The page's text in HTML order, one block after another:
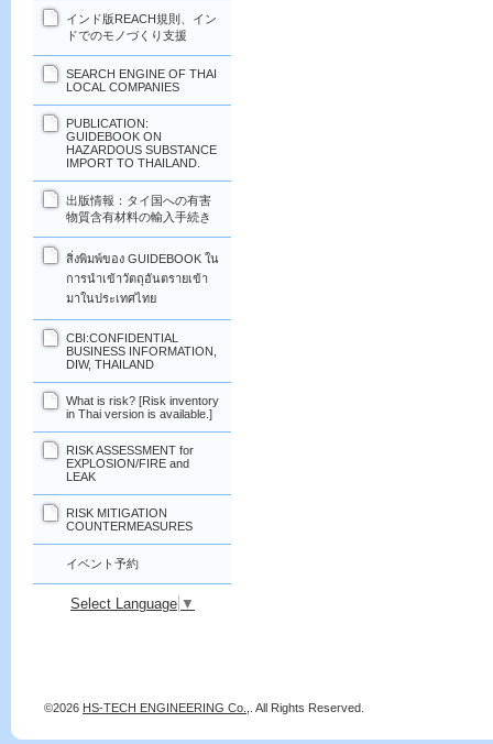
インド版REACH規則、イン
ドでのモノづくり支援
SEARCH ENGINE OF THAI
LOCAL COMPANIES
PUBLICATION:
GUIDEBOOK ON
HAZARDOUS SUBSTANCE
IMPORT TO THAILAND.
出版情報：タイ国への有害
物質含有材料の輸入手続き
สิ่งพิมพ์ของ GUIDEBOOK ใน
การนำเข้าวัตถุอันตรายเข้า
มาในประเทศไทย
CBI:CONFIDENTIAL
BUSINESS INFORMATION,
DIW, THAILAND
What is risk? [Risk inventory
in Thai version is available.]
RISK ASSESSMENT for
EXPLOSION/FIRE and
LEAK
RISK MITIGATION
COUNTERMEASURES
イベント予約
Select Language ▼
©2026 HS-TECH ENGINEERING Co., . All Rights Reserved.